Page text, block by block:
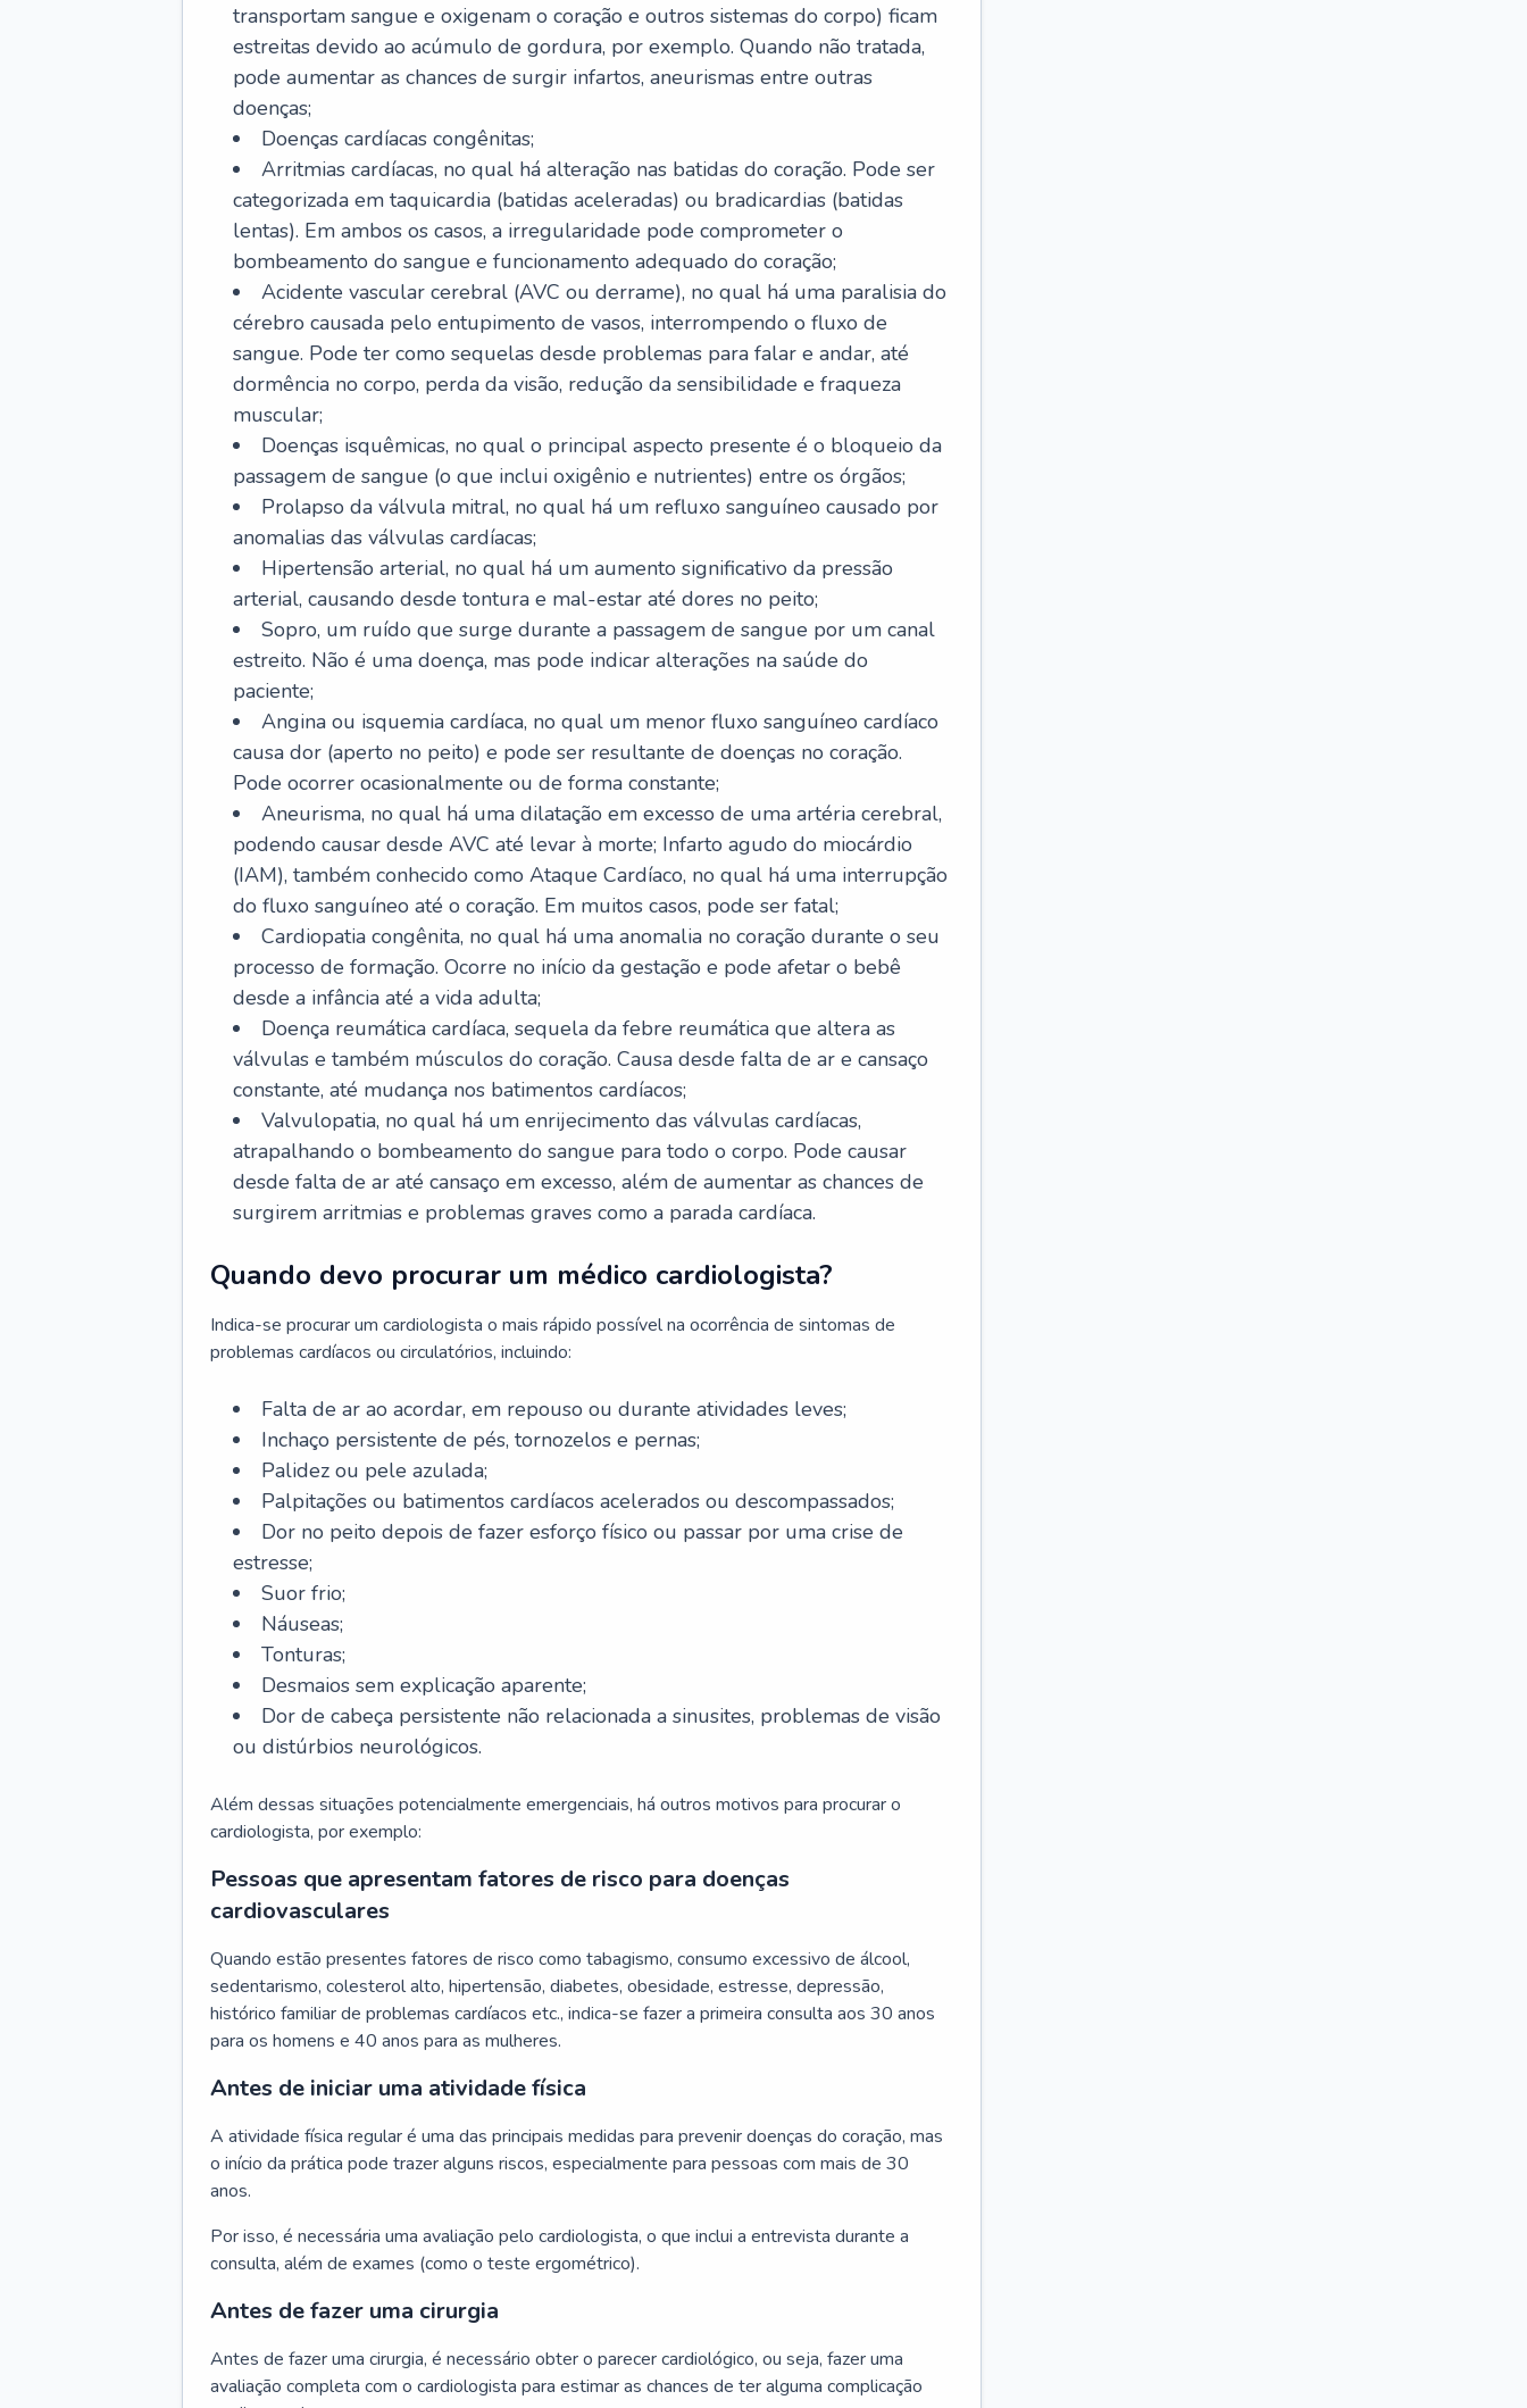
transportam sangue e oxigenam o coração e outros sistemas do corpo) ficam
estreitas devido ao acúmulo de gordura, por exemplo. Quando não tratada,
pode aumentar as chances de surgir infartos, aneurismas entre outras
doenças;
Doenças cardíacas congênitas;
Arritmias cardíacas, no qual há alteração nas batidas do coração. Pode ser
categorizada em taquicardia (batidas aceleradas) ou bradicardias (batidas
lentas). Em ambos os casos, a irregularidade pode comprometer o
bombeamento do sangue e funcionamento adequado do coração;
Acidente vascular cerebral (AVC ou derrame), no qual há uma paralisia do
cérebro causada pelo entupimento de vasos, interrompendo o fluxo de
sangue. Pode ter como sequelas desde problemas para falar e andar, até
dormência no corpo, perda da visão, redução da sensibilidade e fraqueza
muscular;
Doenças isquêmicas, no qual o principal aspecto presente é o bloqueio da
passagem de sangue (o que inclui oxigênio e nutrientes) entre os órgãos;
Prolapso da válvula mitral, no qual há um refluxo sanguíneo causado por
anomalias das válvulas cardíacas;
Hipertensão arterial, no qual há um aumento significativo da pressão
arterial, causando desde tontura e mal-estar até dores no peito;
Sopro, um ruído que surge durante a passagem de sangue por um canal
estreito. Não é uma doença, mas pode indicar alterações na saúde do
paciente;
Angina ou isquemia cardíaca, no qual um menor fluxo sanguíneo cardíaco
causa dor (aperto no peito) e pode ser resultante de doenças no coração.
Pode ocorrer ocasionalmente ou de forma constante;
Aneurisma, no qual há uma dilatação em excesso de uma artéria cerebral,
podendo causar desde AVC até levar à morte; Infarto agudo do miocárdio
(IAM), também conhecido como Ataque Cardíaco, no qual há uma interrupção
do fluxo sanguíneo até o coração. Em muitos casos, pode ser fatal;
Cardiopatia congênita, no qual há uma anomalia no coração durante o seu
processo de formação. Ocorre no início da gestação e pode afetar o bebê
desde a infância até a vida adulta;
Doença reumática cardíaca, sequela da febre reumática que altera as
válvulas e também músculos do coração. Causa desde falta de ar e cansaço
constante, até mudança nos batimentos cardíacos;
Valvulopatia, no qual há um enrijecimento das válvulas cardíacas,
atrapalhando o bombeamento do sangue para todo o corpo. Pode causar
desde falta de ar até cansaço em excesso, além de aumentar as chances de
surgirem arritmias e problemas graves como a parada cardíaca.
Quando devo procurar um médico cardiologista?
Indica-se procurar um cardiologista o mais rápido possível na ocorrência de sintomas de
problemas cardíacos ou circulatórios, incluindo:
Falta de ar ao acordar, em repouso ou durante atividades leves;
Inchaço persistente de pés, tornozelos e pernas;
Palidez ou pele azulada;
Palpitações ou batimentos cardíacos acelerados ou descompassados;
Dor no peito depois de fazer esforço físico ou passar por uma crise de
estresse;
Suor frio;
Náuseas;
Tonturas;
Desmaios sem explicação aparente;
Dor de cabeça persistente não relacionada a sinusites, problemas de visão
ou distúrbios neurológicos.
Além dessas situações potencialmente emergenciais, há outros motivos para procurar o
cardiologista, por exemplo:
Pessoas que apresentam fatores de risco para doenças
cardiovasculares
Quando estão presentes fatores de risco como tabagismo, consumo excessivo de álcool,
sedentarismo, colesterol alto, hipertensão, diabetes, obesidade, estresse, depressão,
histórico familiar de problemas cardíacos etc., indica-se fazer a primeira consulta aos 30 anos
para os homens e 40 anos para as mulheres.
Antes de iniciar uma atividade física
A atividade física regular é uma das principais medidas para prevenir doenças do coração, mas
o início da prática pode trazer alguns riscos, especialmente para pessoas com mais de 30
anos.
Por isso, é necessária uma avaliação pelo cardiologista, o que inclui a entrevista durante a
consulta, além de exames (como o teste ergométrico).
Antes de fazer uma cirurgia
Antes de fazer uma cirurgia, é necessário obter o parecer cardiológico, ou seja, fazer uma
avaliação completa com o cardiologista para estimar as chances de ter alguma complicação